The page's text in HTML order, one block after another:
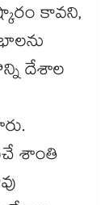
కావని,
దేశాల
శాంతి